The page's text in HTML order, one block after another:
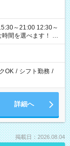
～21:00 12:30～
OK / シフト勤務 /
詳細へ
掲載日：2026.08.04